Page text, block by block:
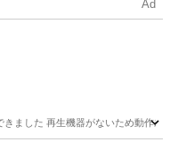
Ad
きました 再生機器がないため動